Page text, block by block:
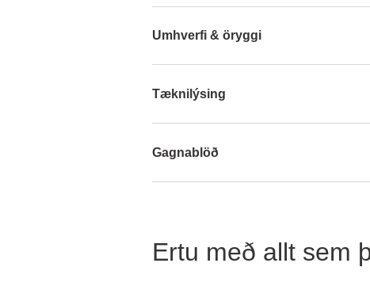
Umhverfi & öryggi
Tæknilýsing
Gagnablöð
Ertu með allt sem